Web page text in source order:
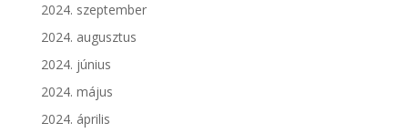
2024. szeptember
2024. augusztus
2024. június
2024. május
2024. április